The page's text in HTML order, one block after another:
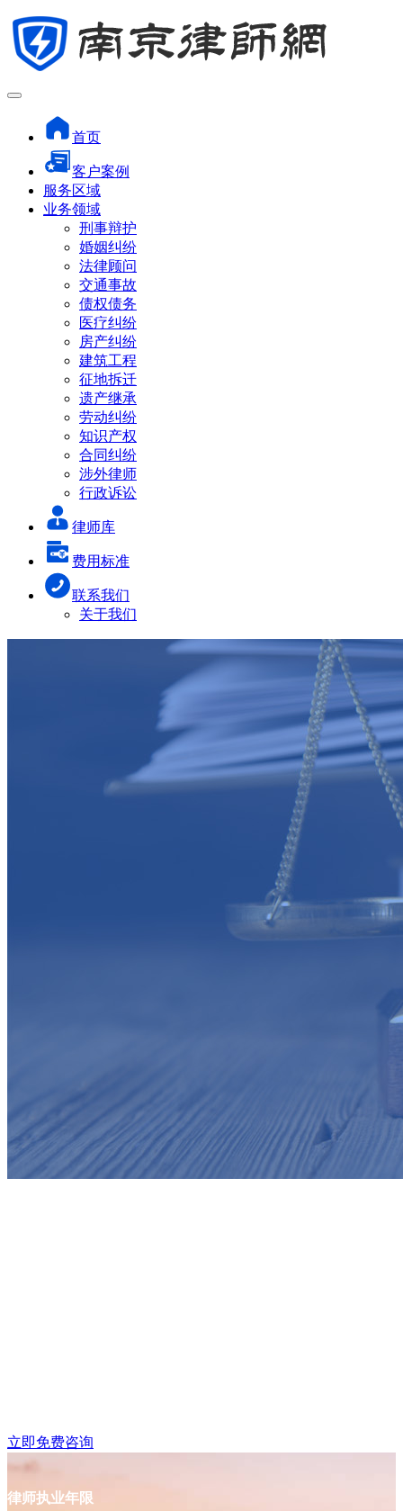
首页
客户案例
服务区域
业务领域
刑事辩护
婚姻纠纷
法律顾问
交通事故
债权债务
医疗纠纷
房产纠纷
建筑工程
征地拆迁
遗产继承
劳动纠纷
知识产权
合同纠纷
涉外律师
行政诉讼
律师库
费用标准
联系我们
关于我们
立即免费咨询
律师执业年限